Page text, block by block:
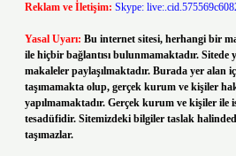
Reklam ve İletişim: Skype:
Yasal Uyarı: Bu internet sitesi, herhangi bir
ile hiçbir bağlantısı bulunmamaktadır. Sitede
makaleler paylaşılmaktadır. Burada yer alan
taşımamakta olup, gerçek kurum ve kişiler
yapılmamaktadır. Gerçek kurum ve kişiler ile
tesadüfidir. Sitemizdeki bilgiler taslak
taşımazlar.